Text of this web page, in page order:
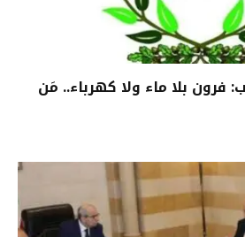
فرون بلا ماء ولا كهرباء.. مَن